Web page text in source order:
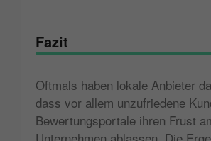
Fazit
Oftmals haben lokale Anbieter
dass vor allem unzufriedene
Bewertungsportale ihren Frust